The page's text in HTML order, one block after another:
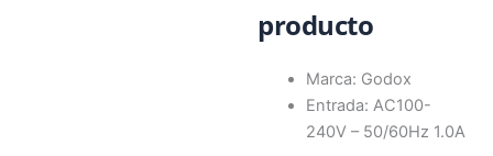
producto
Marca: Godox
Entrada: AC100-
240V – 50/60Hz 1.0A